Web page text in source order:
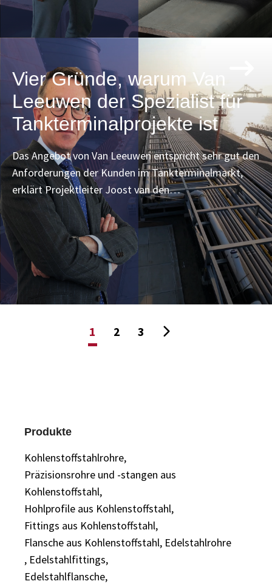
Vier Gründe, warum Van
Leeuwen der Spezialist für
Tankterminalprojekte ist
Das Angebot von Van Leeuwen entspricht sehr gut den
Anforderungen der Kunden im Tankterminalmarkt,
erklärt Projektleiter Joost van den…
1 2 3
Produkte
Kohlenstoffstahlrohre,
Präzisionsrohre und -stangen aus
Kohlenstoffstahl,
Hohlprofile aus Kohlenstoffstahl,
Fittings aus Kohlenstoffstahl,
Flansche aus Kohlenstoffstahl, Edelstahlrohre
, Edelstahlfittings,
Edelstahlflansche,